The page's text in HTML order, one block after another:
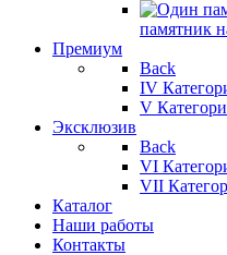
памятник
Премиум
Back
IV
V
Эксклюзив
Back
VI
VII
Каталог
Наши работы
Контакты